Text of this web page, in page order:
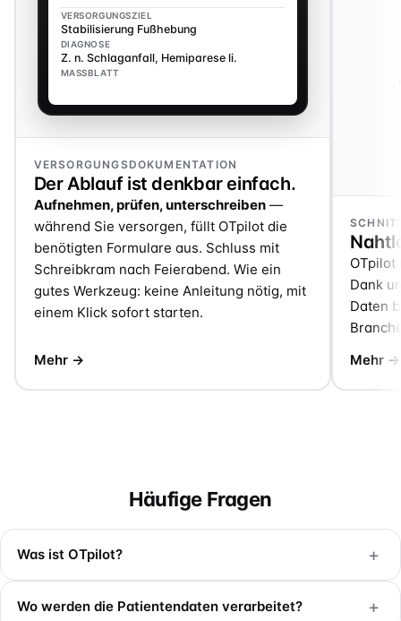
VERSORGUNGSZIEL
Stabilisierung Fußhebung
DIAGNOSE
Z. n. Schlaganfall, Hemiparese li.
MASSBLATT
VERSORGUNGSDOKUMENTATION
Der Ablauf ist denkbar einfach.
Aufnehmen, prüfen, unterschreiben—
während Sie versorgen, füllt OTpilot die
benötigten Formulare aus. Schluss mit
Schreibkram nach Feierabend. Wie ein
gutes Werkzeug: keine Anleitung nötig, mit
einem Klick sofort starten.
Mehr →
Dank
Daten
Mehr →
Häufige Fragen
Was ist OTpilot? +
Wo werden die Patientendaten verarbeitet? +